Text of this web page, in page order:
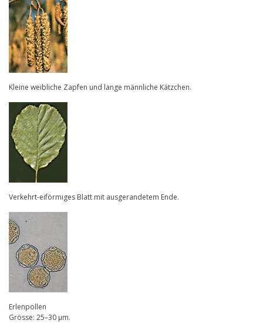
Kleine weibliche Zapfen und lange männliche Kätzchen.
Verkehrt-eiförmiges Blatt mit ausgerandetem Ende.
Erlenpollen
Grösse: 25–30 µm.